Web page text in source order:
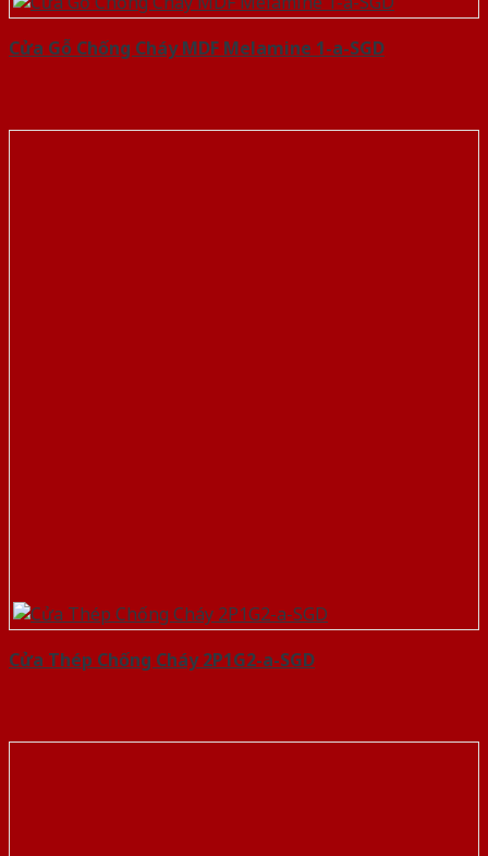
Cửa Gỗ Chống Cháy MDF Melamine 1-a-SGD
Cửa Thép Chống Cháy 2P1G2-a-SGD